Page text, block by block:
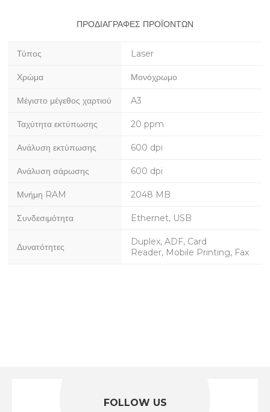
ΠΡΟΔΙΑΓΡΑΦΈΣ ΠΡΟΪΌΝΤΩΝ
Τύπος Laser
Χρώμα Μονόχρωμο
Μέγιστο μέγεθος χαρτιού A3
Ταχύτητα εκτύπωσης 20 ppm
Ανάλυση εκτύπωσης 600 dpi
Ανάλυση σάρωσης 600 dpi
Μνήμη RAM 2048 MB
Συνδεσιμότητα Ethernet, USB
Δυνατότητες
Duplex, ADF, Card
Reader, Mobile Printing, Fax
FOLLOW US